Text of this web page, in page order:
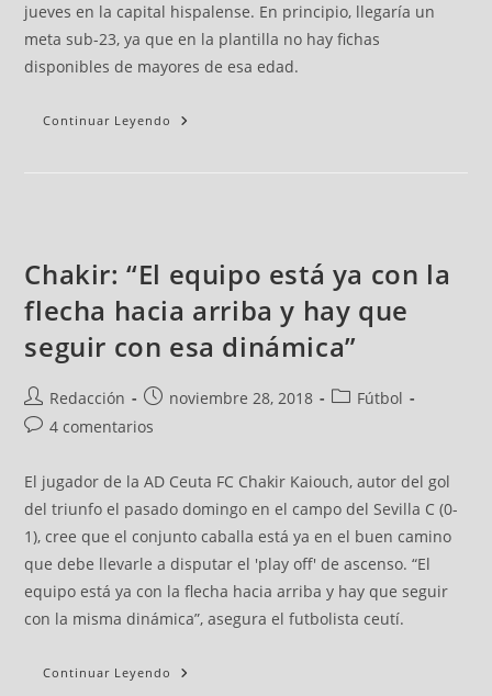
jueves en la capital hispalense. En principio, llegaría un
meta sub-23, ya que en la plantilla no hay fichas
disponibles de mayores de esa edad.
Continuar Leyendo
Chakir: “El equipo está ya con la
flecha hacia arriba y hay que
seguir con esa dinámica”
Redacción noviembre 28, 2018
Fútbol
4 comentarios
El jugador de la AD Ceuta FC Chakir Kaiouch, autor del gol
del triunfo el pasado domingo en el campo del Sevilla C (0-
1), cree que el conjunto caballa está ya en el buen camino
que debe llevarle a disputar el 'play off' de ascenso. “El
equipo está ya con la flecha hacia arriba y hay que seguir
con la misma dinámica”, asegura el futbolista ceutí.
Continuar Leyendo